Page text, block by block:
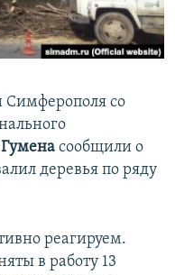
Симферополя со
сообщили о
деревья по ряду
реагируем.
в работу 13